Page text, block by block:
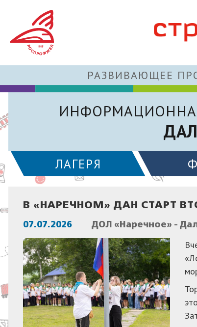
РАЗВИВАЮЩЕЕ
ЛАГЕРЯ
В «НАРЕЧНОМ» ДАН СТАРТ
07.07.2026 ДОЛ «Наречное» -